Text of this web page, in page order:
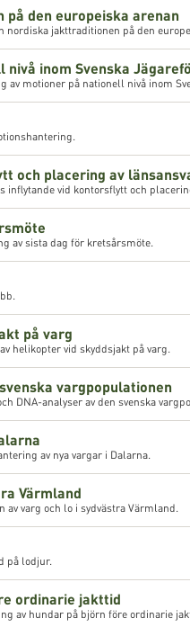
den europeiska arenan
nordiska jakttraditionen på den
inom Svenska
motioner på nationell nivå inom
och placering av
vid kontorsflytt och
av sista dag för kretsårsmöte.
på varg
helikopter vid skyddsjakt på varg.
vargpopulationen
DNA-analyser av den svenska
av nya vargar i Dalarna.
Värmland
av varg och lo i sydvästra Värmland.
på lodjur.
ordinarie jakttid
av hundar på björn före ordinarie